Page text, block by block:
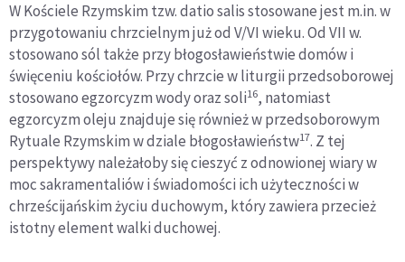
W Kościele Rzymskim tzw. datio salis stosowane jest m.in. w
przygotowaniu chrzcielnym już od V/VI wieku. Od VII w.
stosowano sól także przy błogosławieństwie domów i
święceniu kościołów. Przy chrzcie w liturgii przedsoborowej
stosowano egzorcyzm wody oraz soli16, natomiast
egzorcyzm oleju znajduje się również w przedsoborowym
Rytuale Rzymskim w dziale błogosławieństw17. Z tej
perspektywy należałoby się cieszyć z odnowionej wiary w
moc sakramentaliów i świadomości ich użyteczności w
chrześcijańskim życiu duchowym, który zawiera przecież
istotny element walki duchowej.